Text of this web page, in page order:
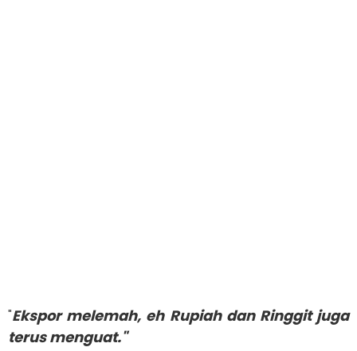
"Ekspor melemah, eh Rupiah dan Ringgit juga
terus menguat."